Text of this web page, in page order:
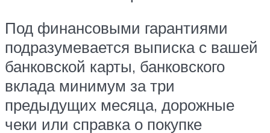
Под финансовыми гарантиями
подразумевается выписка с вашей
банковской карты, банковского
вклада минимум за три
предыдущих месяца, дорожные
чеки или справка о покупке